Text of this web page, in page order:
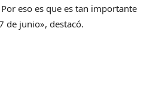
eso es que es tan importante
de junio», destacó.